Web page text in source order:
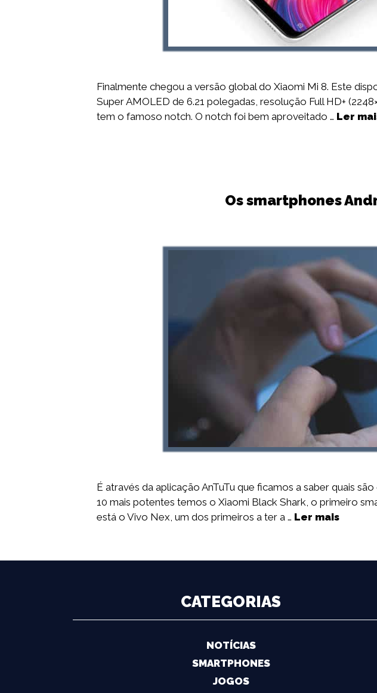
Finalmente chegou a versão global do Xiaomi Mi 8. Este
Super AMOLED de 6.21 polegadas, resolução Full HD+
tem o famoso notch. O notch foi bem aproveitado … Ler
Os smartphones
É através da aplicação AnTuTu que ficamos a saber quais
10 mais potentes temos o Xiaomi Black Shark, o primeiro
está o Vivo Nex, um dos primeiros a ter a … Ler mais
CATEGORIAS
NOTÍCIAS
SMARTPHONES
JOGOS